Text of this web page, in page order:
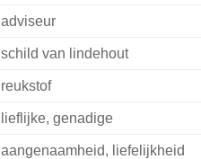
adviseur
schild van lindehout
reukstof
lieflijke, genadige
aangenaamheid, liefelijkheid